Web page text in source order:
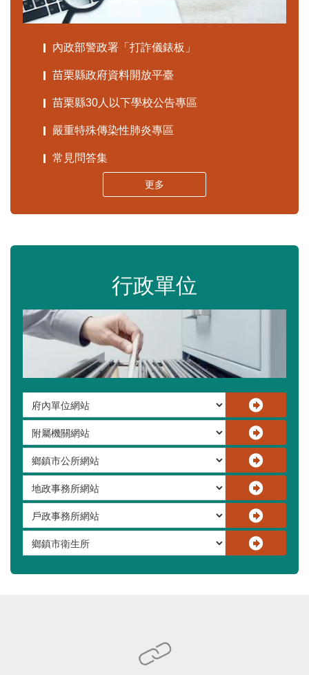
內政部警政署「打詐儀錶板」
苗栗縣政府資料開放平臺
苗栗縣30人以下學校公告專區
嚴重特殊傳染性肺炎專區
常見問答集
更多
行政單位